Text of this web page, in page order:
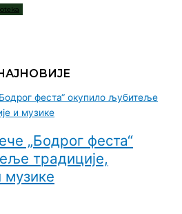
„Бодрог феста“
традиције,
музике